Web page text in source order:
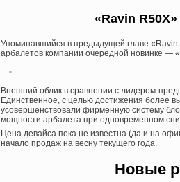
«Ravin
Упоминавшийся в предыдущей главе «Ravin
арбалетов компании очередной новинке — «
Внешний облик в сравнении с лидером-
Единственное, с целью достижения более
усовершенствовали фирменную систему
мощности арбалета при одновременном
Цена девайса пока не известна (да и на
начало продаж на весну текущего года.
Новые